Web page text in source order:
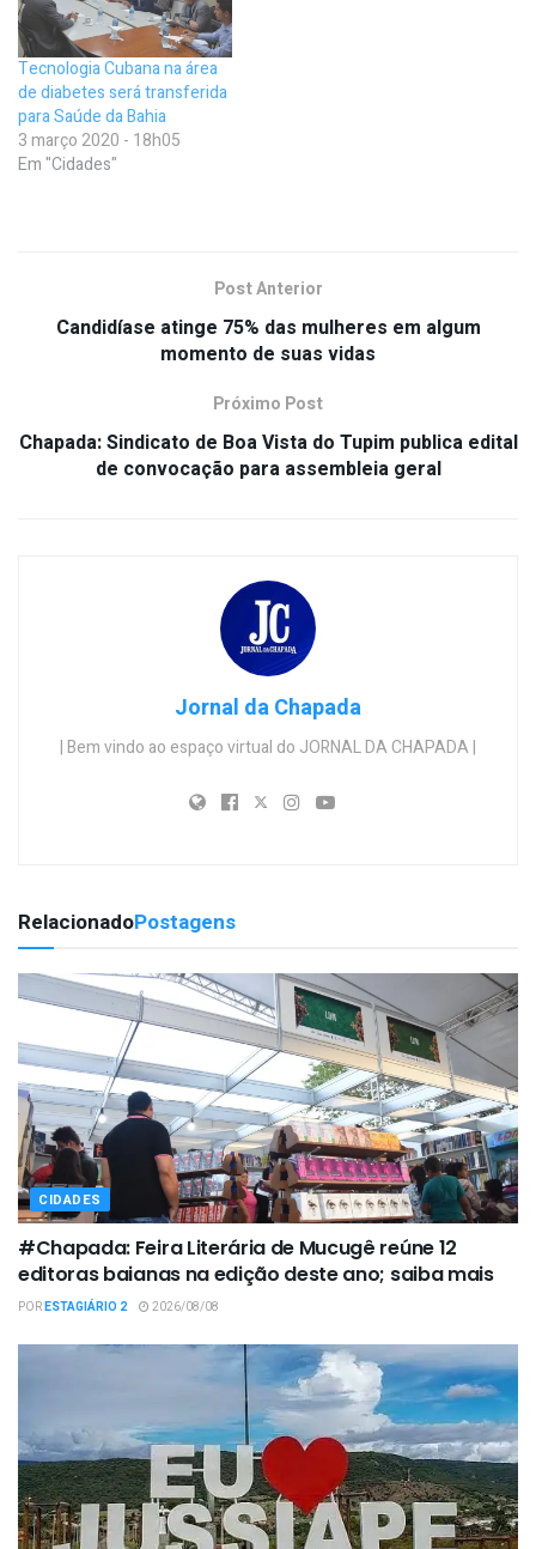
Tecnologia Cubana na área
de diabetes será transferida
para Saúde da Bahia
3 março 2020 - 18h05
Em "Cidades"
Post Anterior
Candidíase atinge 75% das mulheres em algum
momento de suas vidas
Próximo Post
Chapada: Sindicato de Boa Vista do Tupim publica edital
de convocação para assembleia geral
Jornal da Chapada
| Bem vindo ao espaço virtual do JORNAL DA CHAPADA |
RelacionadoPostagens
CIDADES
#Chapada: Feira Literária de Mucugê reúne 12
editoras baianas na edição deste ano; saiba mais
PORESTAGIÁRIO 2 2026/08/08